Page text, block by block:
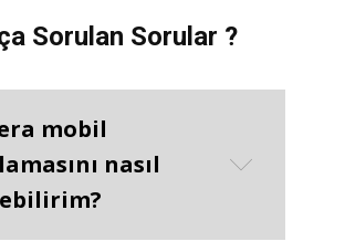
Sorulan Sorular ?
mobil
nasıl